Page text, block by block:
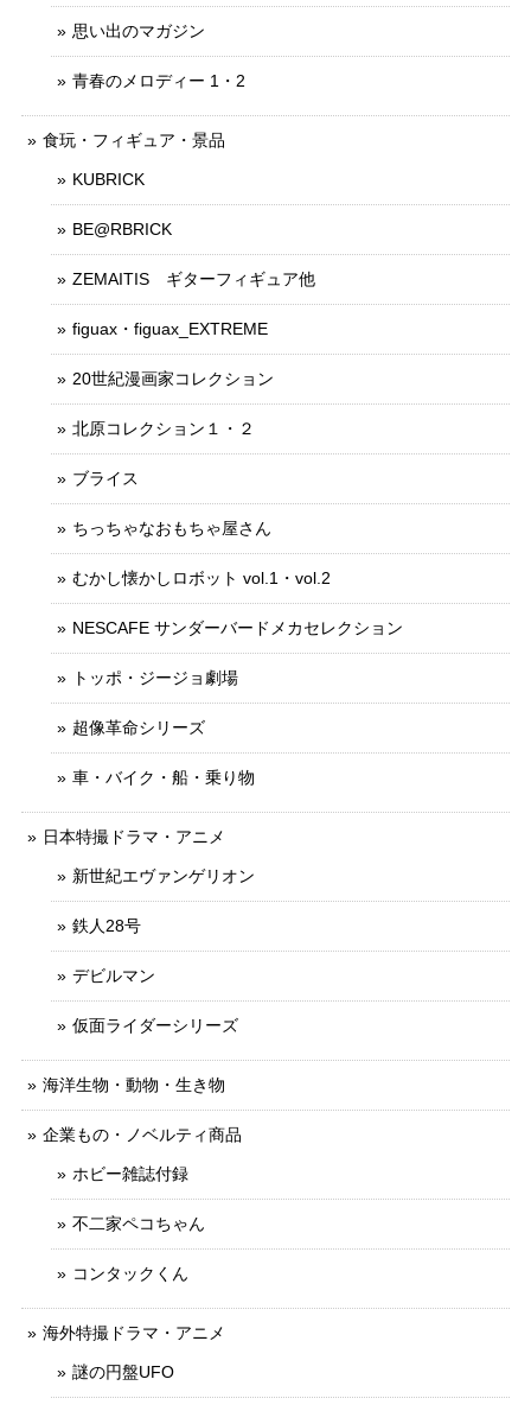
思い出のマガジン
青春のメロディー 1・2
食玩・フィギュア・景品
KUBRICK
BE@RBRICK
ZEMAITIS ギターフィギュア他
figuax・figuax_EXTREME
20世紀漫画家コレクション
北原コレクション１・２
ブライス
ちっちゃなおもちゃ屋さん
むかし懐かしロボット vol.1・vol.2
NESCAFE サンダーバードメカセレクション
トッポ・ジージョ劇場
超像革命シリーズ
車・バイク・船・乗り物
日本特撮ドラマ・アニメ
新世紀エヴァンゲリオン
鉄人28号
デビルマン
仮面ライダーシリーズ
海洋生物・動物・生き物
企業もの・ノベルティ商品
ホビー雑誌付録
不二家ペコちゃん
コンタックくん
海外特撮ドラマ・アニメ
謎の円盤UFO